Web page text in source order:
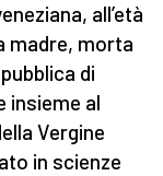
all’età
madre, morta
di
insieme al
Vergine
in scienze